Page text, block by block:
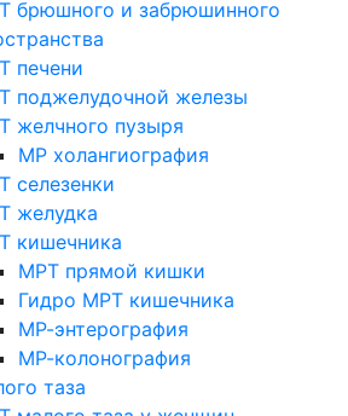
брюшного и забрюшинного
печени
поджелудочной железы
желчного пузыря
МР холангиография
селезенки
желудка
кишечника
МРТ прямой кишки
Гидро МРТ кишечника
МР-энтерография
МР-колонография
таза